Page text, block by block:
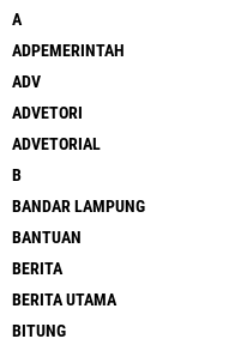
A
ADPEMERINTAH
ADV
ADVETORI
ADVETORIAL
B
BANDAR LAMPUNG
BANTUAN
BERITA
BERITA UTAMA
BITUNG